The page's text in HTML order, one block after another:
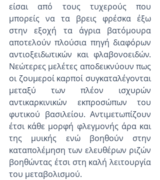
είσαι από τους τυχερούς που
μπορείς να τα βρεις φρέσκα έξω
στην εξοχή τα άγρια βατόμουρα
αποτελούν πλούσια πηγή διαφόρων
αντιοξειδωτικών και φλαβονοειδών.
Νεώτερες μελέτες αποδεικνύουν πως
οι ζουμεροί καρποί συγκαταλέγονται
μεταξύ των πλέον ισχυρών
αντικαρκινικών εκπροσώπων του
φυτικού βασιλείου. Αντιμετωπίζουν
έτσι κάθε μορφή φλεγμονής άρα και
της μυικής ενώ βοηθούν στην
καταπολέμηση των ελευθέρων ριζών
βοηθώντας έτσι στη καλή λειτουργία
του μεταβολισμού.